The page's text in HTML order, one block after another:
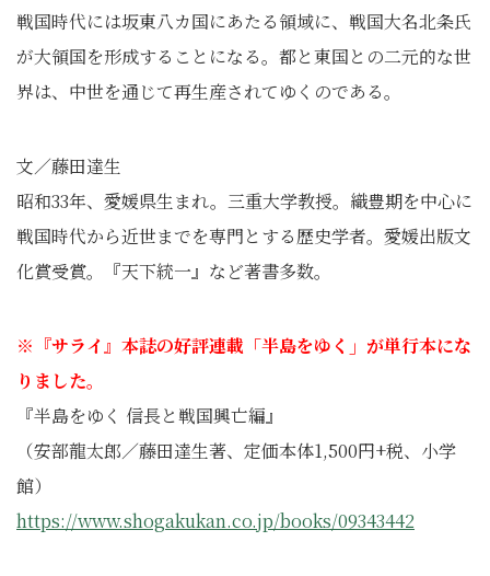
戦国時代には坂東八カ国にあたる領域に、戦国大名北条氏
が大領国を形成することになる。都と東国との二元的な世
界は、中世を通じて再生産されてゆくのである。
文／藤田達生
昭和33年、愛媛県生まれ。三重大学教授。織豊期を中心に
戦国時代から近世までを専門とする歴史学者。愛媛出版文
化賞受賞。『天下統一』など著書多数。
※ 『サライ』本誌の好評連載「半島をゆく」が単行本にな
りました。
『半島をゆく 信長と戦国興亡編』
（安部龍太郎／藤田達生著、定価本体1,500円+税、小学
館）
https://www.shogakukan.co.jp/books/09343442